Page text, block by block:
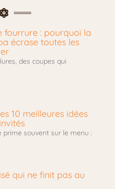
fourrure : pourquoi la
écrase toutes les
des coupes qui
10 meilleures idées
prime souvent sur le menu :
qui ne finit pas au